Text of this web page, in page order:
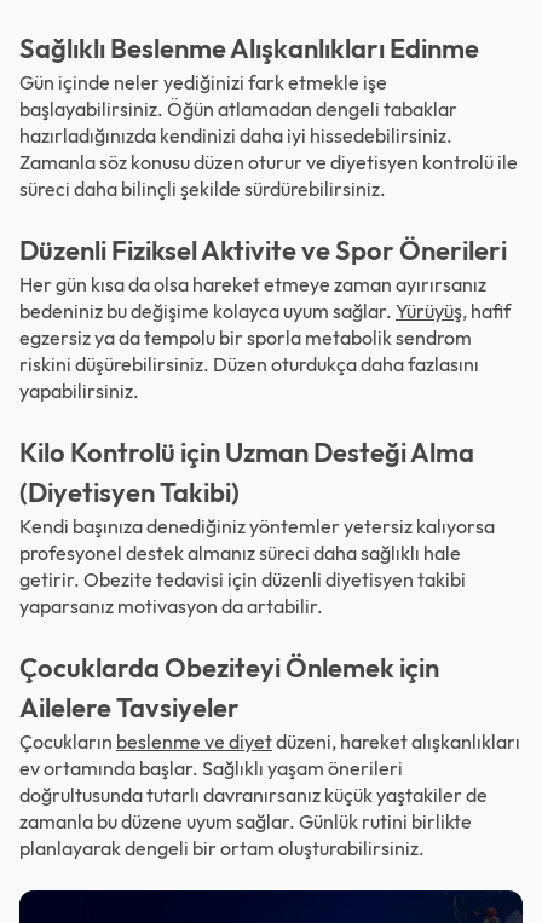
Sağlıklı Beslenme Alışkanlıkları Edinme
Gün içinde neler yediğinizi fark etmekle işe
başlayabilirsiniz. Öğün atlamadan dengeli tabaklar
hazırladığınızda kendinizi daha iyi hissedebilirsiniz.
Zamanla söz konusu düzen oturur ve diyetisyen kontrolü ile
süreci daha bilinçli şekilde sürdürebilirsiniz.
Düzenli Fiziksel Aktivite ve Spor Önerileri
Her gün kısa da olsa hareket etmeye zaman ayırırsanız
bedeniniz bu değişime kolayca uyum sağlar. Yürüyüş, hafif
egzersiz ya da tempolu bir sporla metabolik sendrom
riskini düşürebilirsiniz. Düzen oturdukça daha fazlasını
yapabilirsiniz.
Kilo Kontrolü için Uzman Desteği Alma
(Diyetisyen Takibi)
Kendi başınıza denediğiniz yöntemler yetersiz kalıyorsa
profesyonel destek almanız süreci daha sağlıklı hale
getirir. Obezite tedavisi için düzenli diyetisyen takibi
yaparsanız motivasyon da artabilir.
Çocuklarda Obeziteyi Önlemek için
Ailelere Tavsiyeler
Çocukların beslenme ve diyetdüzeni, hareket alışkanlıkları
ev ortamında başlar. Sağlıklı yaşam önerileri
doğrultusunda tutarlı davranırsanız küçük yaştakiler de
zamanla bu düzene uyum sağlar. Günlük rutini birlikte
planlayarak dengeli bir ortam oluşturabilirsiniz.